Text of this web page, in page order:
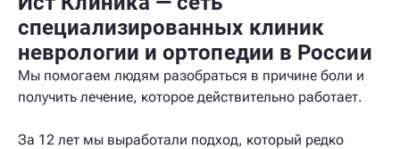
специализированных клиник
неврологии и ортопедии в России
Мы помогаем людям разобраться в причине боли и
получить лечение, которое действительно работает.
За 12 лет мы выработали подход, который редко